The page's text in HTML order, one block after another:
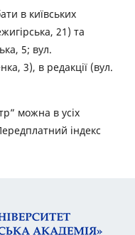
в київських
21) та
5; вул.
3), в редакції (вул.
можна в усіх
індекс